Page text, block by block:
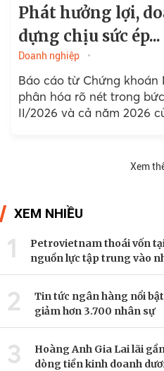
Phát hưởng lợi,
dựng chịu sức ép...
Doanh nghiệp
Báo cáo từ Chứng khoán
phân hóa rõ nét trong
II/2026 và cả năm 2026
Xem
XEM NHIỀU
1
Petrovietnam thoái vốn
nguồn lực tập trung vào
2
Tin tức ngân hàng nổi
giảm hơn 3.700 nhân sự
3
Hoàng Anh Gia Lai lãi
dòng tiền kinh doanh